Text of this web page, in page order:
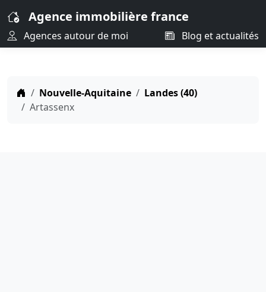
Agence immobilière france
Agences autour de moi Blog et actualités
Nouvelle-Aquitaine
Landes (40)
Artassenx